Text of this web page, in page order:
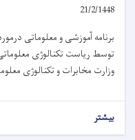
21/2/1448
برنامه آموزشی و معلوماتی
توسط ریاست تکنالوژی
وزارت مخابرات و تکنالوژی
بیشتر